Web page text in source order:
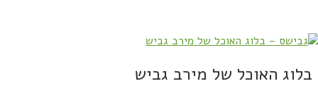
בלוג האוכל של מירב גביש